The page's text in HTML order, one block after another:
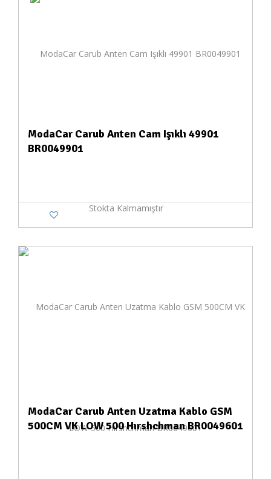
ModaCar Carub Anten Cam Işıklı 49901
BR0049901
Stokta Kalmamıştır
ModaCar Carub Anten Uzatma Kablo GSM
500CM VK LOW 500 Hırshchman BR0049601